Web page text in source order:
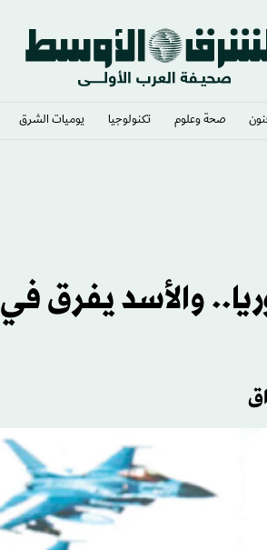
صحة وعلوم تكنولوجيا يوميات الشرق​
والأسد يفرق في